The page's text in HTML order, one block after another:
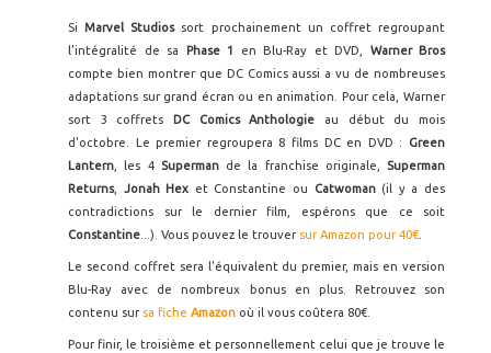
SiMarvel Studios sort prochainement un coffret regroupant
l'intégralité de sa
Phase 1 en Blu-Ray et DVD, Warner Bros
compte bien montrer que DC Comics aussi a vu de nombreuses
adaptations sur grand écran ou en animation. Pour cela, Warner
sort 3 coffrets DC Comics Anthologie au début du mois
d'octobre. Le premier regroupera 8 films DC en DVD : Green
Lantern , les 4 Supermande la franchise originale, Superman
Returns, Jonah Hex et Constantine ou Catwoman(il y a des
contradictions sur le dernier film, espérons que ce soit
Constantine ...). Vous pouvez le trouver sur Amazon pour 40€
Le second coffret sera l'équivalent du premier, mais en version
Blu-Ray avec de nombreux bonus en plus. Retrouvez son
contenu sur sa fiche Amazon où il vous coûtera 80€.
Pour finir, le troisième et personnellement celui que je trouve le